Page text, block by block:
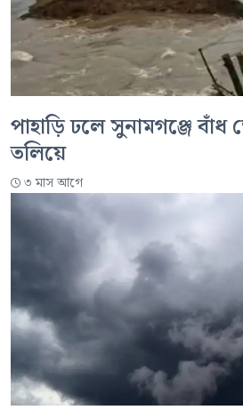
পাহাড়ি ঢলে সুনামগঞ্জে বাঁধ
তলিয়ে
৩ মাস আগে